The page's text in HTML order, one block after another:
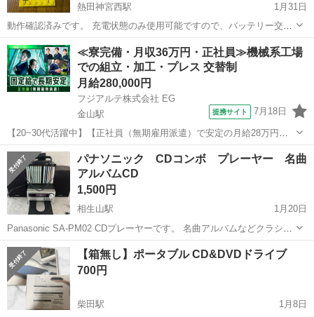
熱田神宮西駅
1月31日
動作確認済みです。 充電状態のみ使用可能ですので、バッテリー交換
が必要です。また初期化していませんので、初期化の上でご使用くだ
さい。（ロックは解除済み） 画面は購入後すぐに保護フィルムを取り
付けたため、キズはありません。（...
愛知 名古屋市 熱田神宮西駅 ポータブルプレーヤー
8GB
≪寮完備・月収36万円・正社員≫機械系工場
での組立・加工・プレス 交替制
月給280,000円
フジアルテ株式会社 EG
金山駅
提携サイト 7月18日
【20~30代活躍中】【正社員（無期雇用派遣）で安定の月給28万円！
飛行機の翼部分の製造】2交替/愛知県名古屋市港区大江町/土日祝休み/
寮完備/5万円の祝金あり/空調完備/月収例36万円以上/未経験の方も経
験ある方も大歓迎◎...
愛知 名古屋市
パナソニック CDコンボ プレーヤー 名曲
アルバムCD
1,500円
相生山駅
1月20日
Panasonic SA-PM02 CDプレーヤーです。 名曲アルバムなどクラシッ
クCD付きです。 ほとんど使っていませんが作動確認済みです。 ※左
上に乗っているイヤホンはつきません 中古品ご理...
愛知 名古屋市 相生山駅 ポータブルプレーヤー
名曲アルバム
【箱無し】ポータブル CD&DVDドライブ
700円
柴田駅
1月8日